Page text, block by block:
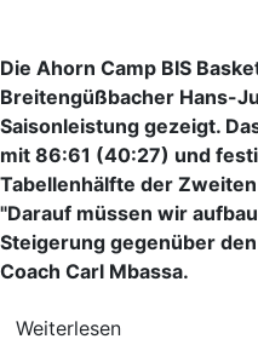
Die Ahorn Camp BIS
Breitengüßbacher Hans-
Saisonleistung gezeigt.
mit 86:61 (40:27) und
Tabellenhälfte der
"Darauf müssen wir
Steigerung gegenüber
Coach Carl Mbassa.
Weiterlesen